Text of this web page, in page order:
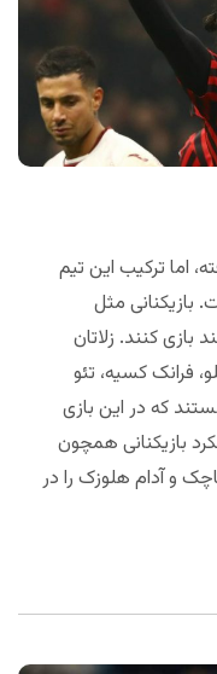
اما ترکیب این تیم
بازیکنانی مثل
بازی کنند. زلاتان
فرانک کسیه، تئو
که در این بازی
بازیکنانی همچون
و آدام هلوزک را در